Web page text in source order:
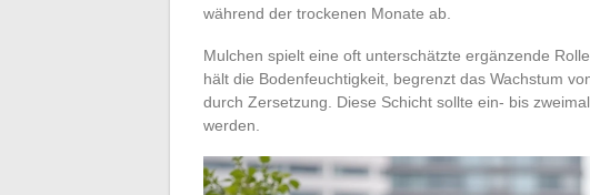
während der trockenen Monate ab.
Mulchen spielt eine oft unterschätzte ergänzende
hält die Bodenfeuchtigkeit, begrenzt das Wachstum
durch Zersetzung. Diese Schicht sollte ein- bis
werden.